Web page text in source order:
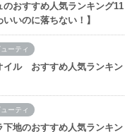
のおすすめ人気ランキング11
いのに落ちない！】
ーティ
イル おすすめ人気ランキン
ーティ
下地のおすすめ人気ランキン